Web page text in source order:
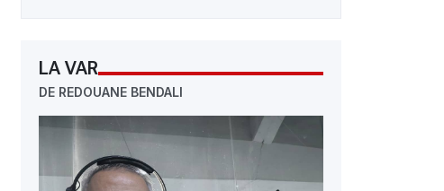
LA VAR
DE REDOUANE BENDALI